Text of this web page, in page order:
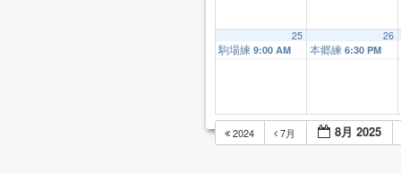
25
駒場練 9:00 AM
26
本郷練 6:30 PM
2024 7月 8月 2025